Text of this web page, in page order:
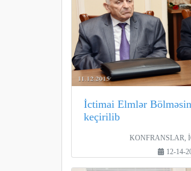
İctimai Elmlər
keçirilib
KONFRANSLAR,
12-14-